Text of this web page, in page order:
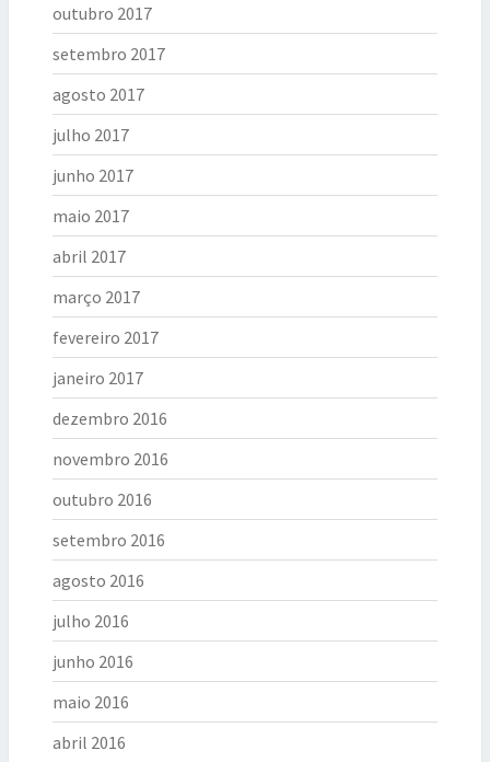
outubro 2017
setembro 2017
agosto 2017
julho 2017
junho 2017
maio 2017
abril 2017
março 2017
fevereiro 2017
janeiro 2017
dezembro 2016
novembro 2016
outubro 2016
setembro 2016
agosto 2016
julho 2016
junho 2016
maio 2016
abril 2016